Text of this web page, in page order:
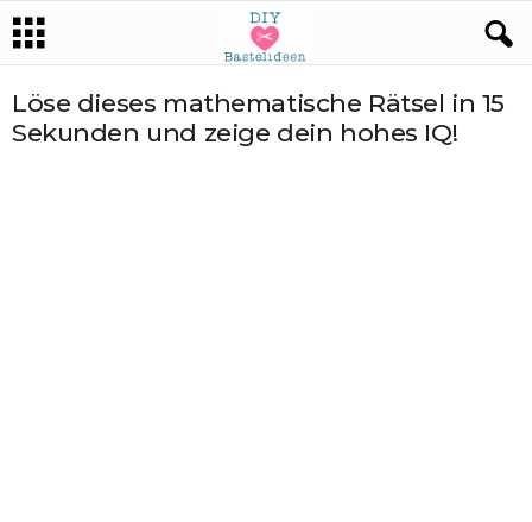
Löse dieses mathematische Rätsel in 15
Sekunden und zeige dein hohes IQ!